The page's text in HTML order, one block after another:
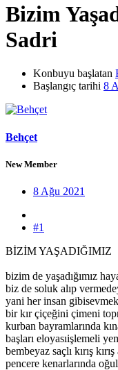
Bizim
Sadri
Konbuyu başlatan
Başlangıç tarihi 8
Behçet
New Member
8 Ağu 2021
#1
BİZİM YAŞADIĞIMIZ
bizim de yaşadığımız
biz de soluk alıp
yani her insan
bir kır çiçeğini çimeni
kurban bayramlarında
başları eloyasıişlemeli
bembeyaz saçlı kırış kırış
pencere kenarlarında